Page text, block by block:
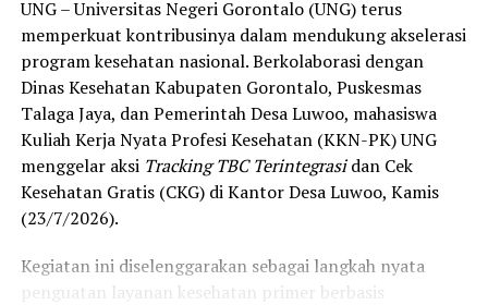
tertinggi di kawasan SulutGo sebagaimana dipaparkan
dalam Rakorwil TPAKD,” ungkap Wawali Indra Gobel
usai kegiatan.
Indra menambahkan, skor IKAD ini membuktikan bahwa
tingkat keterjangkauan, pemanfaatan, serta inklusivitas
layanan keuangan bagi masyarakat di Kota Gorontalo
berada di posisi terdepan.
menjadi indikator kuat atas keberhasilan pemerintah
daerah dalam mendorong masyarakat agar makin
UNG – Universitas Negeri Gorontalo (UNG) terus
memperkuat kontribusinya dalam mendukung akselerasi
program kesehatan nasional. Berkolaborasi dengan
Dinas Kesehatan Kabupaten Gorontalo, Puskesmas
Talaga Jaya, dan Pemerintah Desa Luwoo, mahasiswa
Kuliah Kerja Nyata Profesi Kesehatan (KKN-PK) UNG
menggelar aksi Tracking TBC Terintegrasidan Cek
Kesehatan Gratis (CKG) di Kantor Desa Luwoo, Kamis
(23/7/2026).
Kegiatan ini diselenggarakan sebagai langkah nyata
penguatan layanan kesehatan primer berbasis